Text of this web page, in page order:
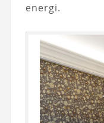
energi.